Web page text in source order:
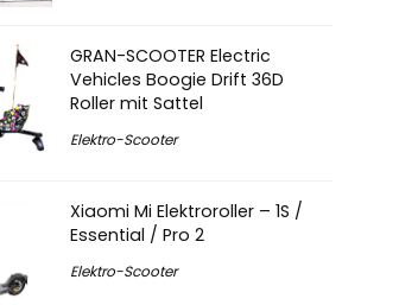
GRAN-SCOOTER Electric
Vehicles Boogie Drift 36D
Roller mit Sattel
Elektro-Scooter
Xiaomi Mi Elektroroller – 1S /
Essential / Pro 2
Elektro-Scooter